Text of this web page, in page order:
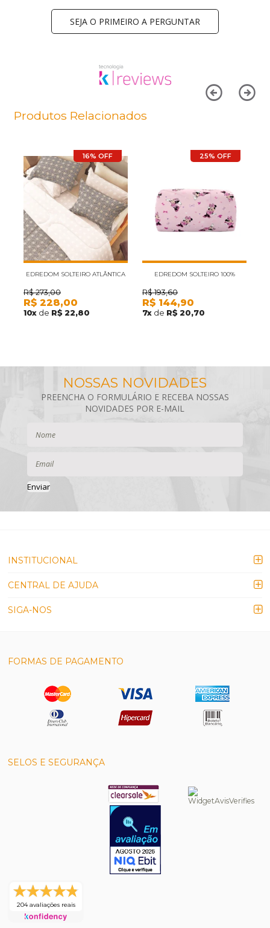
SEJA O PRIMEIRO A PERGUNTAR
Produtos Relacionados
16% OFF
EDREDOM SOLTEIRO ATLÂNTICA
SOFISTICATA CONECTION
R$ 273,00
R$ 228,00
10x de R$ 22,80
25% OFF
EDREDOM SOLTEIRO 100%
POLIÉSTER DISNEY HEDRONS
MINNIE DANCE ROTATIVO
R$ 193,60
R$ 144,90
7x de R$ 20,70
Enviar
INSTITUCIONAL
CENTRAL DE AJUDA
SIGA-NOS
FORMAS DE PAGAMENTO
SELOS E SEGURANÇA
204 avaliações reais